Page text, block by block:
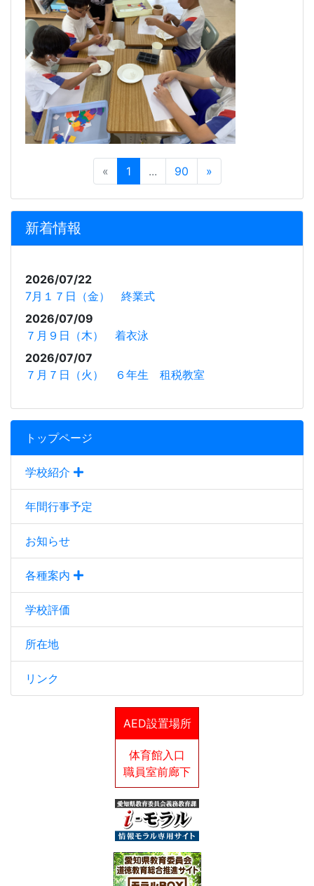
トップページ
学校紹介
年間行事予定
お知らせ
各種案内
学校評価
所在地
リンク
AED設置場所
体育館入口
職員室前廊下
« 1 ... 90 »
新着情報
2026/07/22
7月１７日（金） 終業式
2026/07/09
７月９日（木） 着衣泳
2026/07/07
７月７日（火） ６年生 租税教室